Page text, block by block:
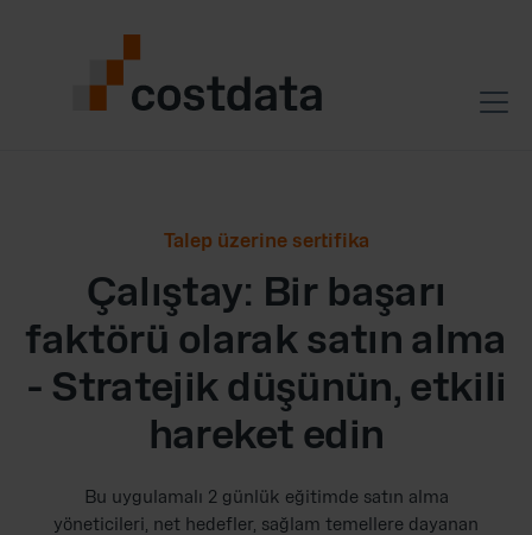
Talep üzerine sertifika
Çalıştay: Bir başarı
faktörü olarak satın alma
- Stratejik düşünün, etkili
hareket edin
Bu uygulamalı 2 günlük eğitimde satın alma
yöneticileri, net hedefler, sağlam temellere dayanan